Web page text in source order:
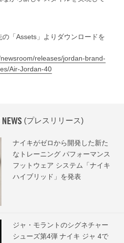
「Assets」よりダウンロードを
releases/jordan-brand-
Air-Jordan-40
(プレスリリース)
ナイキがゼロから開発した新た
なトレーニング パフォーマンス
フットウェア システム「ナイキ
ハイブリッド」を発表
ジャ・モラントのシグネチャー
シューズ第4弾 ナイキ ジャ 4で